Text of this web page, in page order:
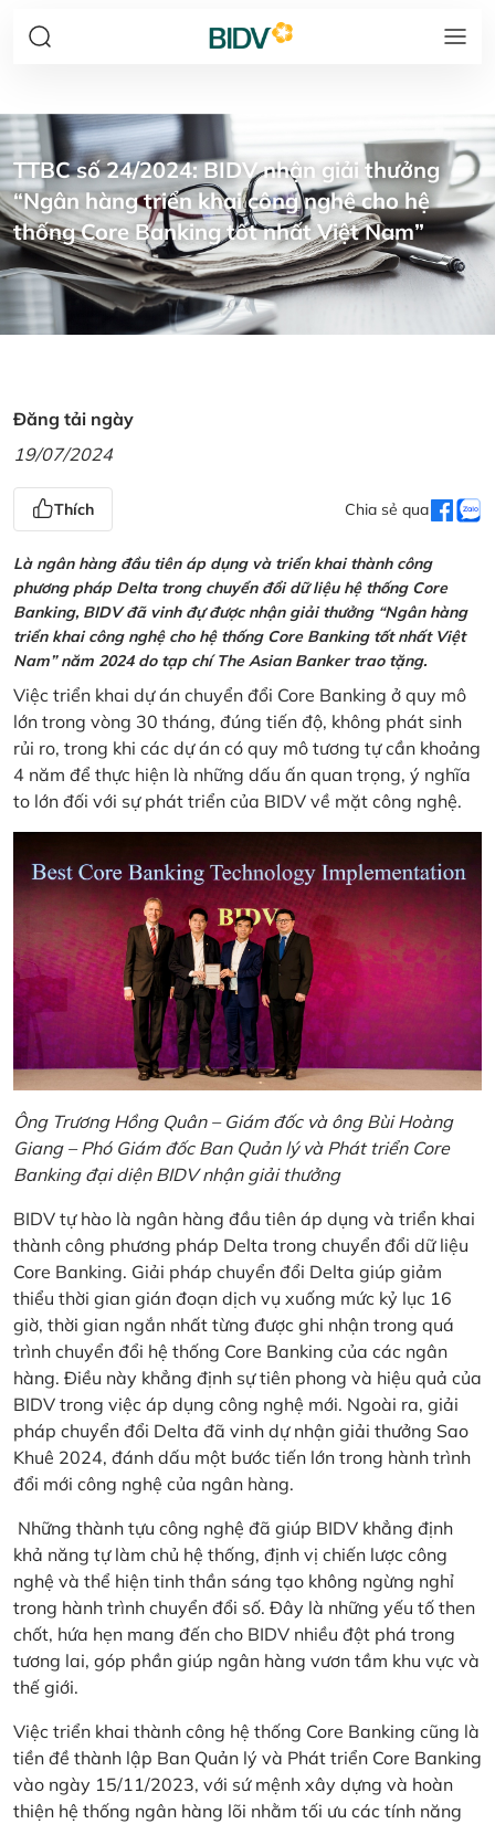
TTBC số 24/2024: BIDV nhận giải thưởng
“Ngân hàng triển khai công nghệ cho hệ
thống Core Banking tốt nhất Việt Nam”
Đăng tải ngày
19/07/2024
Thích Chia sẻ qua
Là ngân hàng đầu tiên áp dụng và triển khai thành công
phương pháp Delta trong chuyển đổi dữ liệu hệ thống Core
Banking, BIDV đã vinh đự được nhận giải thưởng “Ngân hàng
triển khai công nghệ cho hệ thống Core Banking tốt nhất Việt
Nam” năm 2024 do tạp chí The Asian Banker trao tặng.
Việc triển khai dự án chuyển đổi Core Banking ở quy mô
lớn trong vòng 30 tháng, đúng tiến độ, không phát sinh
rủi ro, trong khi các dự án có quy mô tương tự cần khoảng
4 năm để thực hiện là những dấu ấn quan trọng, ý nghĩa
to lớn đối với sự phát triển của BIDV về mặt công nghệ.
Ông Trương Hồng Quân – Giám đốc và ông Bùi Hoàng
Giang – Phó Giám đốc Ban Quản lý và Phát triển Core
Banking đại diện BIDV nhận giải thưởng
BIDV tự hào là ngân hàng đầu tiên áp dụng và triển khai
thành công phương pháp Delta trong chuyển đổi dữ liệu
Core Banking. Giải pháp chuyển đổi Delta giúp giảm
thiểu thời gian gián đoạn dịch vụ xuống mức kỷ lục 16
giờ, thời gian ngắn nhất từng được ghi nhận trong quá
trình chuyển đổi hệ thống Core Banking của các ngân
hàng. Điều này khẳng định sự tiên phong và hiệu quả của
BIDV trong việc áp dụng công nghệ mới. Ngoài ra, giải
pháp chuyển đổi Delta đã vinh dự nhận giải thưởng Sao
Khuê 2024, đánh dấu một bước tiến lớn trong hành trình
đổi mới công nghệ của ngân hàng.
Những thành tựu công nghệ đã giúp BIDV khẳng định
khả năng tự làm chủ hệ thống, định vị chiến lược công
nghệ và thể hiện tinh thần sáng tạo không ngừng nghỉ
trong hành trình chuyển đổi số. Đây là những yếu tố then
chốt, hứa hẹn mang đến cho BIDV nhiều đột phá trong
tương lai, góp phần giúp ngân hàng vươn tầm khu vực và
thế giới.
Việc triển khai thành công hệ thống Core Banking cũng là
tiền đề thành lập Ban Quản lý và Phát triển Core Banking
vào ngày 15/11/2023, với sứ mệnh xây dựng và hoàn
thiện hệ thống ngân hàng lõi nhằm tối ưu các tính năng